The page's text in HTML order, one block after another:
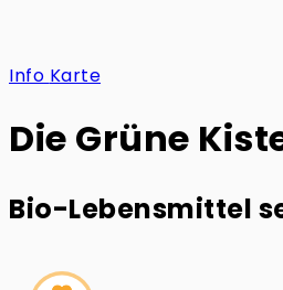
Info Karte
Die Grüne
Bio-Lebensmittel